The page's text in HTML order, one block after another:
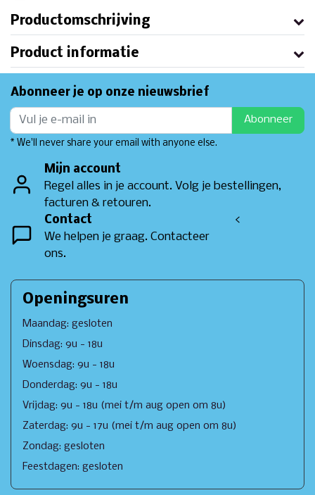
Productomschrijving
Product informatie
Abonneer je op onze nieuwsbrief
Abonneer
* We'll never share your email with anyone else.
Mijn account
Regel alles in je account. Volg je bestellingen,
facturen & retouren.
Contact
We helpen je graag. Contacteer
ons.
<
Openingsuren
Maandag: gesloten
Dinsdag: 9u - 18u
Woensdag: 9u - 18u
Donderdag: 9u - 18u
Vrijdag: 9u - 18u (mei t/m aug open om 8u)
Zaterdag: 9u - 17u (mei t/m aug open om 8u)
Zondag: gesloten
Feestdagen: gesloten